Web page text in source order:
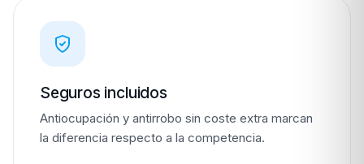
Seguros incluidos
Antiocupación y antirrobo sin coste extra marcan
la diferencia respecto a la competencia.